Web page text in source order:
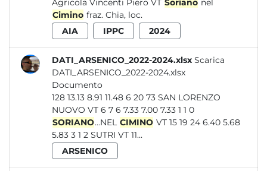
Agricola Vincenti Piero VT Soriano nel
Cimino fraz. Chia, loc.
AIA
IPPC 2024
DATI_ARSENICO_2022-2024.xlsx Scarica
DATI_ARSENICO_2022-2024.xlsx
Documento
128 13.13 8.91 11.48 6 20 73 SAN LORENZO
NUOVO VT 6 7 6 7.33 7.00 7.33 1 1 0
SORIANO...NEL CIMINO VT 15 19 24 6.40 5.68
5.83 3 1 2 SUTRI VT 11...
ARSENICO